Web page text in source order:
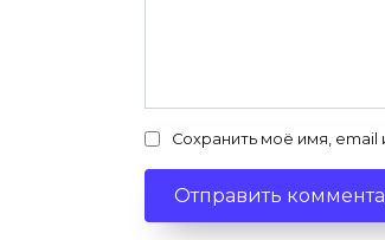
Сохранить моё имя,